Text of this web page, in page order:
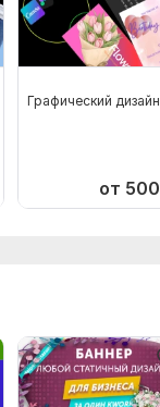
Графический дизайн
от 500